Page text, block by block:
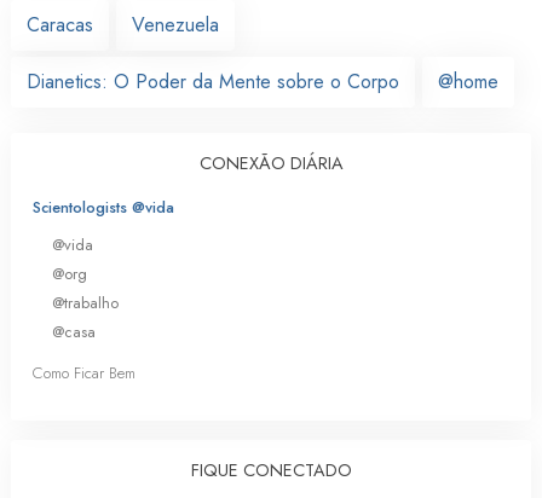
Caracas
Venezuela
Dianetics: O Poder da Mente sobre o Corpo @home
CONEXÃO DIÁRIA
Scientologists @vida
@vida
@org
@trabalho
@casa
Como Ficar Bem
FIQUE CONECTADO